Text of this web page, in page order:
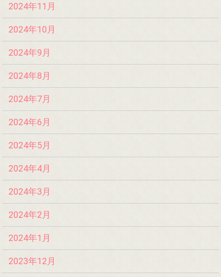
2024年11月
2024年10月
2024年9月
2024年8月
2024年7月
2024年6月
2024年5月
2024年4月
2024年3月
2024年2月
2024年1月
2023年12月